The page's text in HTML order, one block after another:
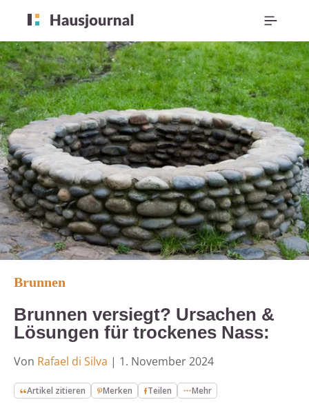
Brunnen
Brunnen versiegt? Ursachen &
Lösungen für trockenes Nass:
Von Rafael di Silva | 1. November 2024
Artikel zitieren Merken Teilen Mehr